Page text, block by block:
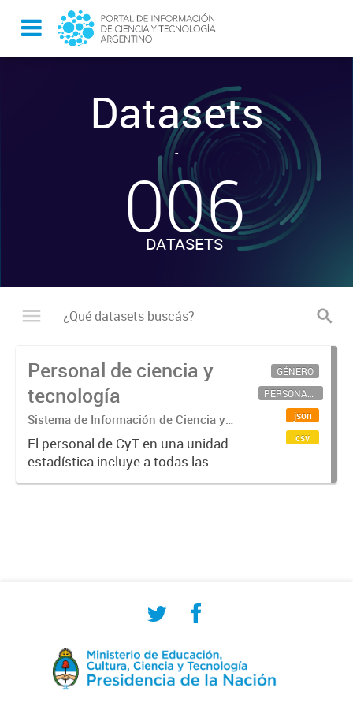
Datasets
-
006
DATASETS
Personal de ciencia y
tecnología
Sistema de Información de Ciencia y
Tecnología Argentino (SICYTAR)
El personal de CyT en una unidad
estadística incluye a todas las
personas involucradas
GÉNERO
PERSONAL CIENTÍFICO-TECNOLÓGICO
json
csv